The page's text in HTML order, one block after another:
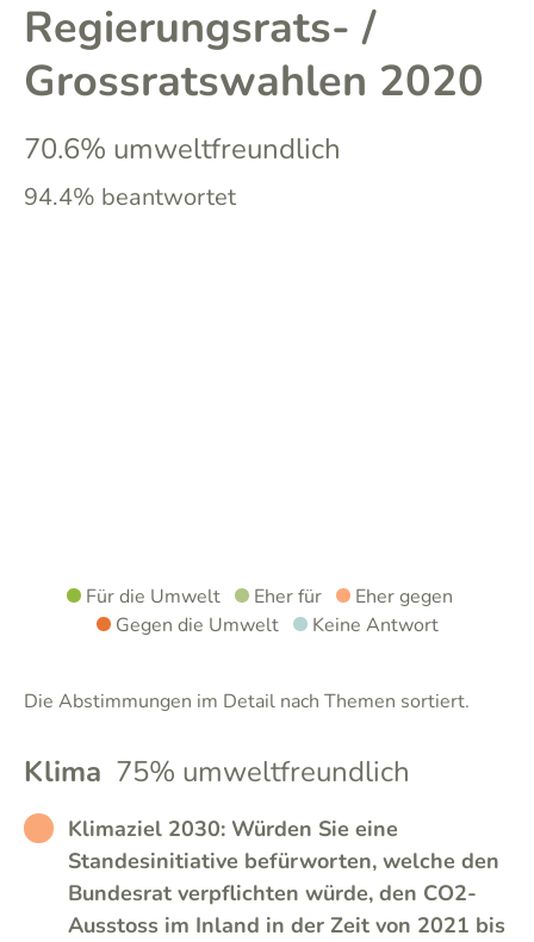
Regierungsrats- /
Grossratswahlen 2020
70.6% umweltfreundlich
94.4% beantwortet
Für die Umwelt Eher für
Eher gegen
Gegen die Umwelt
Keine Antwort
Die Abstimmungen im Detail nach Themen sortiert.
Klima 75% umweltfreundlich
RATHER_BAD
Klimaziel 2030: Würden Sie eine
Standesinitiative befürworten, welche den
Bundesrat verpflichten würde, den CO2-
Ausstoss im Inland in der Zeit von 2021 bis